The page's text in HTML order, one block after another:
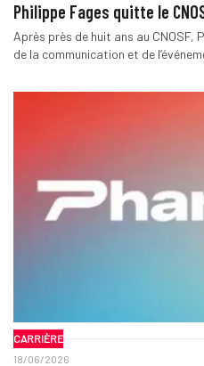
Philippe Fages quitte le
Après près de huit ans au
de la communication et de
CARRIÈRE
18/06/2026